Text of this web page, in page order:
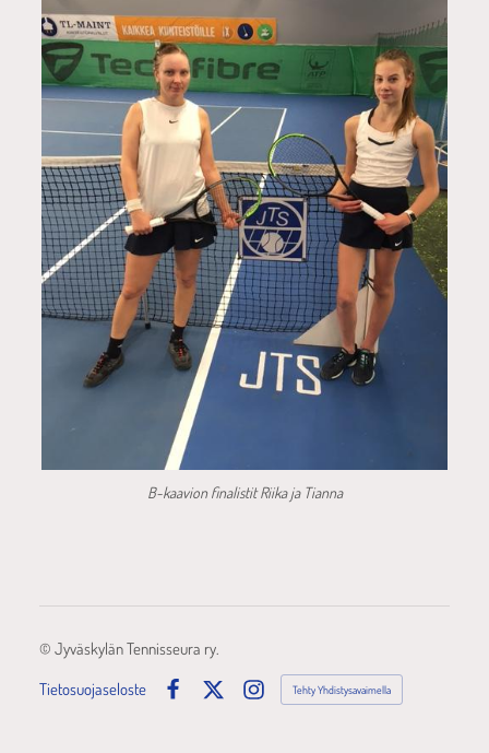
B-kaavion finalistit Riika ja Tianna
© Jyväskylän Tennisseura ry.
Tietosuojaseloste
Instagram
Tehty Yhdistysavaimella